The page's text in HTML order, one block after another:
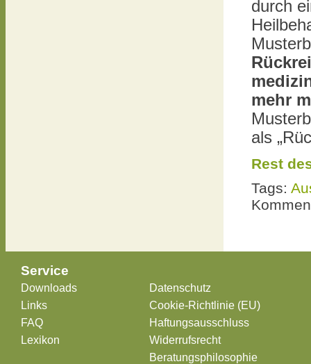
durch
mehr
als
Rest
Tags:
Service
Downloads
Links
FAQ
Lexikon
Datenschutz
Cookie-Richtlinie (EU)
Haftungsausschluss
Widerrufsrecht
Beratungsphilosophie